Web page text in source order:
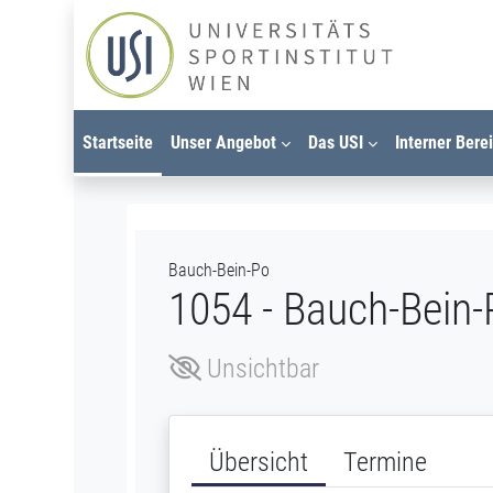
Zum Hauptinhalt
Startseite Unser Angebot Das USI Interner
Bauch-Bein-Po
1054 - Bauch-
Unsichtbar
Übersicht Termine